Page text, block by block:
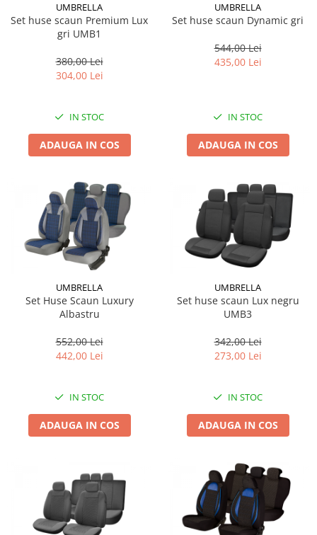
UMBRELLA
Set huse scaun Premium Lux
gri UMB1
380,00 Lei
304,00 Lei
IN STOC
ADAUGA IN COS
UMBRELLA
Set huse scaun Dynamic gri
544,00 Lei
435,00 Lei
IN STOC
ADAUGA IN COS
UMBRELLA
Set Huse Scaun Luxury
Albastru
552,00 Lei
442,00 Lei
IN STOC
ADAUGA IN COS
UMBRELLA
Set huse scaun Lux negru
UMB3
342,00 Lei
273,00 Lei
IN STOC
ADAUGA IN COS